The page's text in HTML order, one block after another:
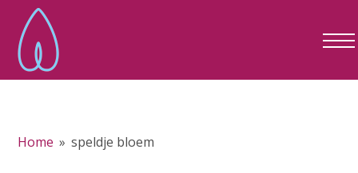
Home » speldje bloem